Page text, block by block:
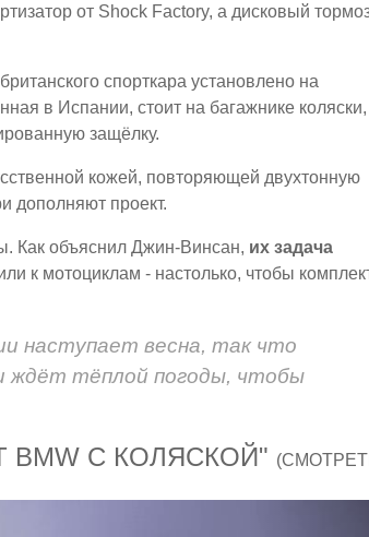
от Shock Factory, а дисковый
спорткара установлено на
в Испании, стоит на багажнике коляски,
защёлку.
кожей, повторяющей двухтонную
дополняют проект.
Как объяснил Джин-Винсан, их задача
к мотоциклам - настолько, чтобы
наступает весна, так что
ждёт тёплой погоды, чтобы
С КОЛЯСКОЙ"